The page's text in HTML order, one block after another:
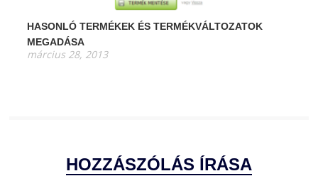
HASONLÓ TERMÉKEK ÉS TERMÉKVÁLTOZATOK
MEGADÁSA
március 28, 2013
HOZZÁSZÓLÁS ÍRÁSA